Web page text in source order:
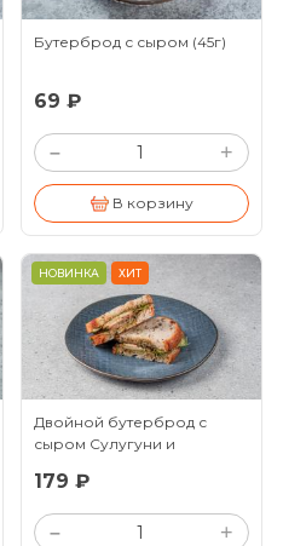
Бутерброд с сыром (45г)
69 ₽
– +
В корзину
НОВИНКА ХИТ
Двойной бутерброд с
сыром Сулугуни и
179 ₽
– +